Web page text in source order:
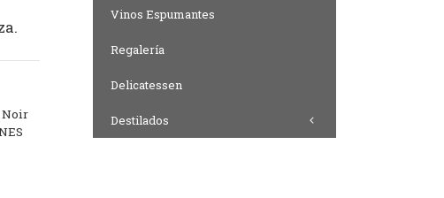
Vinos Espumantes
Regalería
Delicatessen
Destilados